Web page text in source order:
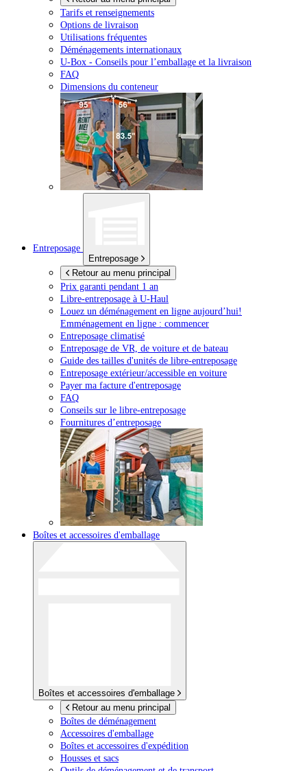
Tarifs et renseignements
Options de livraison
Utilisations fréquentes
Déménagements internationaux
U-Box - Conseils pour l’emballage et la livraison
FAQ
Dimensions du conteneur
Entreposage
Entreposage
Retour au menu principal
Prix garanti pendant 1 an
Libre-entreposage à U-Haul
Louez un déménagement en ligne aujourd’hui!
Emménagement en ligne : commencer
Entreposage climatisé
Entreposage de VR, de voiture et de bateau
Guide des tailles d'unités de libre-entreposage
Entreposage extérieur/accessible en voiture
Payer ma facture d'entreposage
FAQ
Conseils sur le libre-entreposage
Fournitures d’entreposage
Boîtes et accessoires d'emballage
Boîtes et accessoires d'emballage
Retour au menu principal
Boîtes de déménagement
Accessoires d'emballage
Boîtes et accessoires d'expédition
Housses et sacs